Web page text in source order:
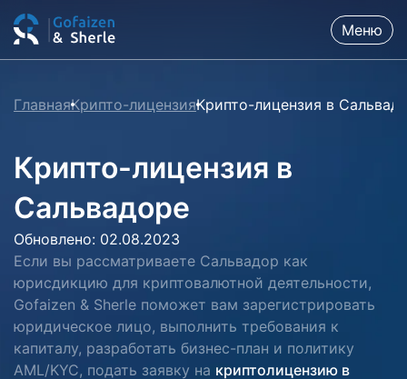
Меню
ГлавнаяКрипто-лицензияКрипто-лицензия в
Крипто-лицензия в
Сальвадоре
Обновлено: 02.08.2023
Если вы рассматриваете Сальвадор как
юрисдикцию для криптовалютной деятельности,
Gofaizen & Sherle поможет вам зарегистрировать
юридическое лицо, выполнить требования к
капиталу, разработать бизнес-план и политику
AML/KYC, подать заявку на криптолицензию в